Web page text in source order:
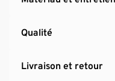
Qualité
Livraison et retour